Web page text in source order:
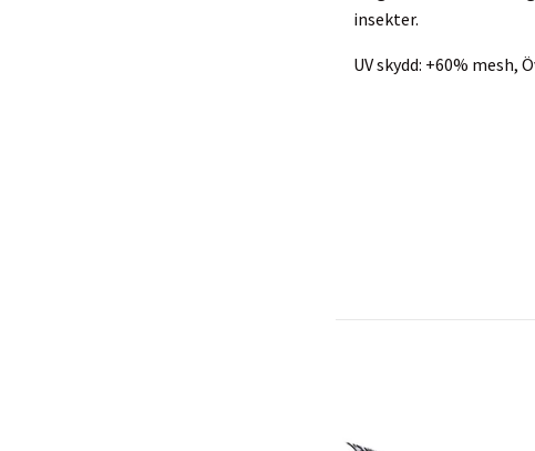
insekter.
UV skydd: +60% mesh,